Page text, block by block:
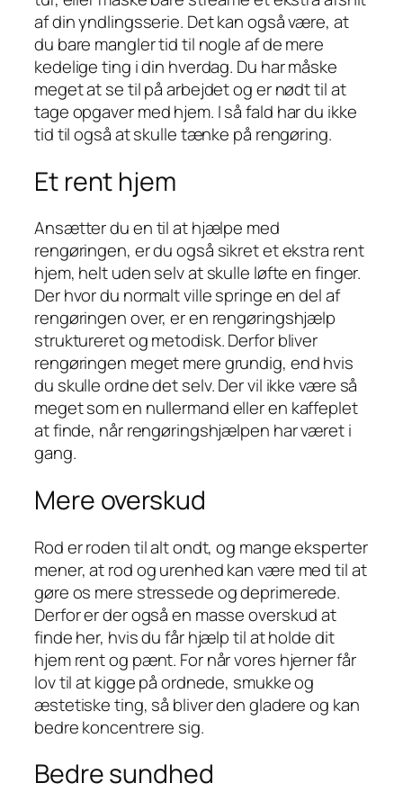
af din yndlingsserie. Det kan også være, at
du bare mangler tid til nogle af de mere
kedelige ting i din hverdag. Du har måske
meget at se til på arbejdet og er nødt til at
tage opgaver med hjem. I så fald har du ikke
tid til også at skulle tænke på rengøring.
Et rent hjem
Ansætter du en til at hjælpe med
rengøringen, er du også sikret et ekstra rent
hjem, helt uden selv at skulle løfte en finger.
Der hvor du normalt ville springe en del af
rengøringen over, er en rengøringshjælp
struktureret og metodisk. Derfor bliver
rengøringen meget mere grundig, end hvis
du skulle ordne det selv. Der vil ikke være så
meget som en nullermand eller en kaffeplet
at finde, når rengøringshjælpen har været i
gang.
Mere overskud
Rod er roden til alt ondt, og mange eksperter
mener, at rod og urenhed kan være med til at
gøre os mere stressede og deprimerede.
Derfor er der også en masse overskud at
finde her, hvis du får hjælp til at holde dit
hjem rent og pænt. For når vores hjerner får
lov til at kigge på ordnede, smukke og
æstetiske ting, så bliver den gladere og kan
bedre koncentrere sig.
Bedre sundhed